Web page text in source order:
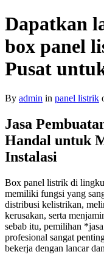
Dapatkan
box panel
Pusat
By admin in panel listrik
Jasa
Handal untuk
Instalasi
Box panel listrik di
memiliki fungsi yang
distribusi kelistrikan,
kerusakan, serta
sebab itu, pemilihan
profesional sangat
bekerja dengan lancar